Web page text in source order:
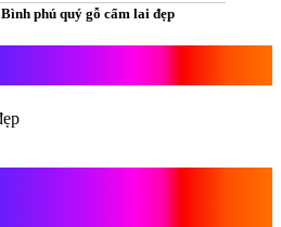
Bình phú quý gỗ cẩm lai đẹp